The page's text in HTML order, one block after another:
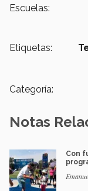
Escuelas:
Etiquetas:
Categoría:
Notas
Con